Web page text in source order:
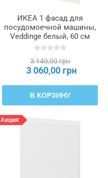
ИКЕА 1 фасад для
посудомоечной машины,
Veddinge белый, 60 см
METOD МЕТОД, 895.283.00
3 140,00 грн
3 060,00 грн
В КОРЗИНУ
Акция